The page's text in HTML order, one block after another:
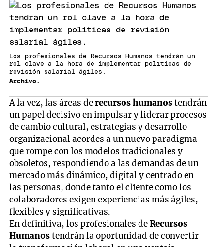
Los profesionales de Recursos Humanos tendrán un
rol clave a la hora de implementar políticas de
revisión salarial ágiles.
Archivo.
A la vez, las áreas derecursos humanostendrán
un papel decisivo en impulsar y liderar procesos
de cambio cultural, estrategias y desarrollo
organizacional acordes a un nuevo paradigma
que rompe con los modelos tradicionales y
obsoletos, respondiendo a las demandas de un
mercado más dinámico, digital y centrado en
las personas, donde tanto el cliente como los
colaboradores exigen experiencias más ágiles,
flexibles y significativas.
En definitiva, los profesionales deRecursos
Humanostendrán la oportunidad de convertir